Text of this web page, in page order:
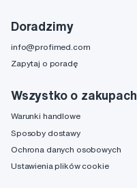
Doradzimy
info@profimed.com
Zapytaj o poradę
Wszystko o zakupach
Warunki handlowe
Sposoby dostawy
Ochrona danych osobowych
Ustawienia plików cookie